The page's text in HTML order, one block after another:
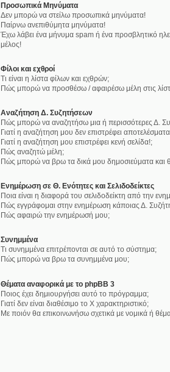
Προσωπικά Μηνύματα
Δεν μπορώ να στείλω προσωπικά μηνύματα!
Παίρνω ανεπιθύμητα μηνύματα!
Έχω λάβει ένα μήνυμα spam ή ένα προσβλητικό
μέλος!
Φίλοι και εχθροί
Τι είναι η λίστα φίλων και εχθρών;
Πώς μπορώ να προσθέσω / αφαιρέσω μέλη στις
Αναζήτηση Δ. Συζητήσεων
Πώς μπορώ να αναζητήσω μια ή περισσότερες Δ.
Γιατί η αναζήτηση μου δεν επιστρέφει
Γιατί η αναζήτηση μου επιστρέφει κενή σελίδα!;
Πώς αναζητώ μέλη;
Πώς μπορώ να βρω τα δικά μου δημοσιεύματα και
Ενημέρωση σε Θ. Ενότητες και Σελιδοδείκτες
Ποια είναι η διαφορά του σελιδοδείκτη από την
Πώς εγγράφομαι στην ενημέρωση κάποιας Δ.
Πώς αφαιρώ την ενημέρωσή μου;
Συνημμένα
Τι συνημμένα επιτρέπονται σε αυτό το σύστημα;
Πώς μπορώ να βρω τα συνημμένα μου;
Θέματα αναφορικά με το phpBB 3
Ποιος έχει δημιουργήσει αυτό το πρόγραμμα;
Γιατί δεν είναι διαθέσιμο το Χ χαρακτηριστικό;
Με ποιόν θα επικοινωνήσω σχετικά με νομικά ή